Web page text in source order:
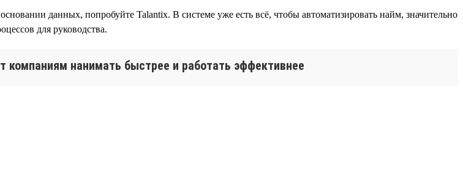
данных, попробуйте Talantix. В системе уже есть всё, чтобы автоматизировать найм, значительно
для руководства.
компаниям нанимать быстрее и работать эффективнее